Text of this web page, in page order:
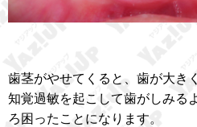
歯茎がやせてくると、歯が大き
知覚過敏を起こして歯がしみる
ろ困ったことになります。